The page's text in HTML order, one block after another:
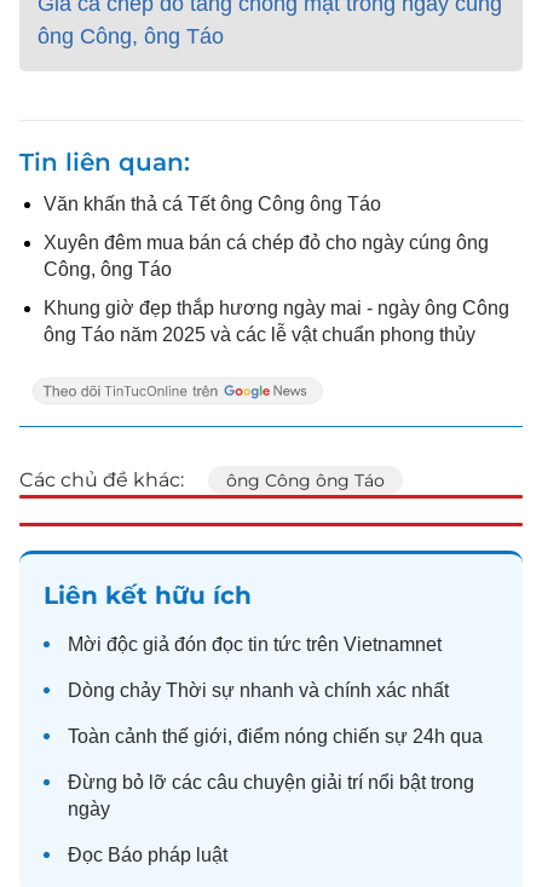
ông Công, ông Táo
Tin liên quan
Văn khấn thả cá Tết ông Công ông Táo
Xuyên đêm mua bán cá chép đỏ cho ngày cúng ông
Công, ông Táo
Khung giờ đẹp thắp hương ngày mai - ngày ông Công
ông Táo năm 2025 và các lễ vật chuẩn phong thủy
Các chủ đề khác: ông Công ông Táo
Liên kết hữu ích
Mời độc giả đón đọc tin tức trên Vietnamnet
Dòng chảy Thời sự nhanh và chính xác nhất
Toàn cảnh thế giới, điểm nóng chiến sự 24h qua
Đừng bỏ lỡ các câu chuyện giải trí nổi bật trong
ngày
Đọc Báo pháp luật